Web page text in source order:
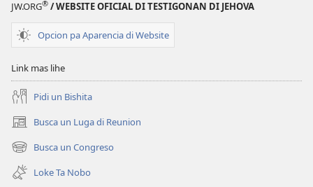
ESTUDIO)
JW.ORG® / WEBSITE OFICIAL DI TESTIGONAN DI JEHOVA
Opcion pa Aparencia di Website
Link mas lihe
Pidi un Bishita
Busca un Luga di Reunion
(opens
new
window)
Busca un Congreso
(opens
new
window)
Loke Ta Nobo